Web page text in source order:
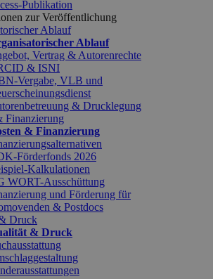
Publikation
zur Veröffentlichung
Ablauf
Ablauf
Vertrag & Autorenrechte
& ISNI
Vergabe, VLB und
& Drucklegung
Finanzierung
& Finanzierung
Förderfonds 2026
Kalkulationen
WORT-Ausschüttung
und Förderung für
& Postdocs
Druck
& Druck